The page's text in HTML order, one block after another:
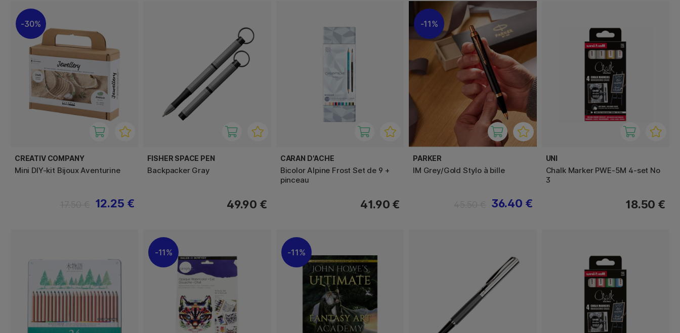
30%
CREATIV COMPANY
Mini DIY-kit Bijoux Aventurine
12.25 €
FISHER SPACE PEN
Backpacker Gray
49.90 €
CARAN D'ACHE
Bicolor Alpine Frost Set de 9 +
pinceau
41.90 €
11%
PARKER
IM Grey/Gold Stylo à bille
36.40 €
UNI
Chalk Marker PWE-5M 4-set No
3
18.50 €
11% 11%